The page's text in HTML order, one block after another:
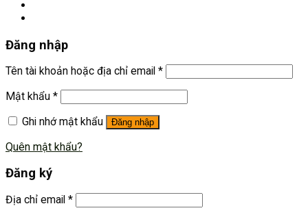
Đăng nhập
Tên tài khoản hoặc địa chỉ email *
Mật khẩu *
Ghi nhớ mật khẩu
Đăng nhập
Quên mật khẩu?
Đăng ký
Địa chỉ email *